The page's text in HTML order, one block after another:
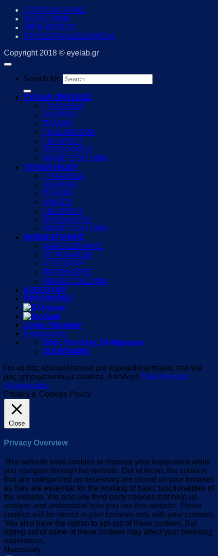
ΤΡΟΠΟΙ ΑΓΟΡΑΣ
ΚΑΤΑΣΤΗΜΑ
ΟΡΟΙ ΧΡΗΣΗΣ
ΠΡΟΣΩΠΙΚΑ ΔΕΔΟΜΕΝΑ
Copyright 2018 © eyelab.gr
Search for:
ΓΥΑΛΙΑ ΟΡΑΣΕΩΣ
ΓΥΝΑΙΚΕΙΑ
ΑΝΔΡΙΚΑ
ΠΑΙΔΙΚΑ
ΓΙΑ ΔΙΑΒΑΣΜΑ
ΓΙΑ SPORT
ΠΡΟΣΦΟΡΕΣ
IMAGE COLLUMN
ΓΥΑΛΙΑ ΗΛΙΟΥ
ΓΥΝΑΙΚΕΙΑ
ΑΝΔΡΙΚΑ
ΠΑΙΔΙΚΑ
UNISEX
ΓΙΑ SPORT
ΠΡΟΣΦΟΡΕΣ
IMAGE COLLUMN
ΦΑΚΟΙ ΕΠΑΦΗΣ
ΦΑΚΟΙ ΕΠΑΦΗΣ
ΥΓΡΑ ΦΑΚΩΝ
ΑΞΕΣΟΥΑΡ
ΠΡΟΣΦΟΡΕΣ
IMAGE COLLUMN
ΑΞΕΣΟΥΑΡ
ΠΡΟΣΦΟΡΕΣ
Login / Register
Επικοινωνία
Οδός Πεντέλης 54 Μαρούσι
210-8054496
Για να σας εξασφαλίσουμε μια κορυφαία εμπειρία, στο site
μας χρησιμοποιούμε cookies. Αποδοχή Περισσότερες
πληροφορίες
Privacy & Cookies Policy
Close
Privacy Overview
This website uses cookies to improve your experience while
you navigate through the website. Out of these, the cookies
that are categorized as necessary are stored on your browser
as they are essential for the working of basic functionalities of
the website. We also use third-party cookies that help us
analyze and understand how you use this website. These
cookies will be stored in your browser only with your consent.
You also have the option to opt-out of these cookies. But
opting out of some of these cookies may affect your browsing
experience.
Necessary